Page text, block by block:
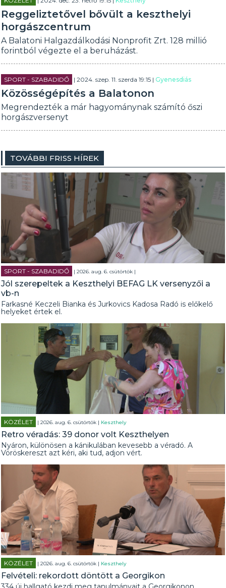
Reggeliztetővel bővült a keszthelyi
horgászcentrum
A Balatoni Halgazdálkodási Nonprofit Zrt. 128 millió
forintból végezte el a beruházást.
SPORT - SZABADIDŐ | 2024. szep. 11. szerda 19:15 |Gyenesdiás
Közösségépítés a Balatonon
Megrendezték a már hagyománynak számító őszi
horgászversenyt
TOVÁBBI FRISS HÍREK
SPORT - SZABADIDŐ | 2026. aug. 6. csütörtök |
Jól szerepeltek a Keszthelyi BEFAG LK versenyzői a
vb-n
Farkasné Keczeli Bianka és Jurkovics Kadosa Radó is előkelő
helyeket értek el.
KÖZÉLET | 2026. aug. 6. csütörtök | Keszthely
Retro véradás: 39 donor volt Keszthelyen
Nyáron, különösen a kánikulában kevesebb a véradó. A
Vöröskereszt azt kéri, aki tud, adjon vért.
KÖZÉLET | 2026. aug. 6. csütörtök | Keszthely
Felvételi: rekordott döntött a Georgikon